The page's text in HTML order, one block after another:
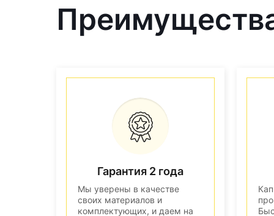
Гарантия 2 года
Мы уверены в качестве
своих материалов и
комплектующих, и даем на